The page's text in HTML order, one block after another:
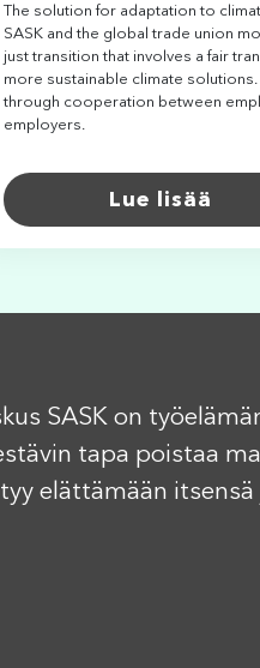
The solution for adaptation to
SASK and the global trade union
just transition that involves a fair
more sustainable climate solutions.
through cooperation between
employers.
Lue lisää
SASK on
tapa poistaa
elättämään itsensä